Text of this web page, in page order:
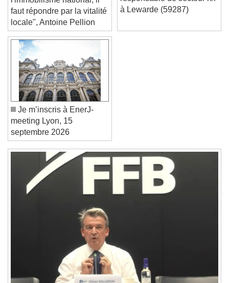
Text Edge Style
Font Family
Reset
Done
Close Modal Dialog
End of dialog window.
l'immobilisme national, il
faut répondre par la vitalité
locale", Antoine Pellion
responsable de secteur h/f
Je m’inscris à EnerJ-
meeting Lyon, 15
septembre 2026